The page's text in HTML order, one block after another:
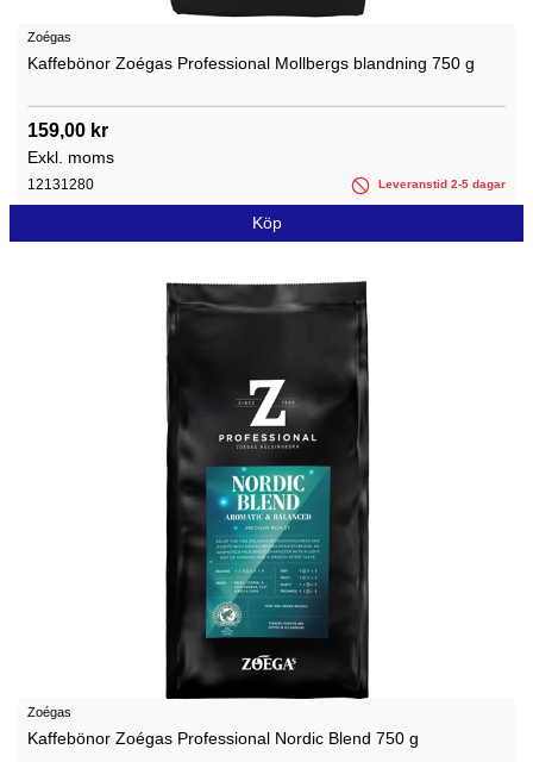
Zoégas
Kaffebönor Zoégas Professional Mollbergs blandning 750 g
159,00 kr
Exkl. moms
12131280 Leveranstid 2-5 dagar
Köp
Zoégas
Kaffebönor Zoégas Professional Nordic Blend 750 g